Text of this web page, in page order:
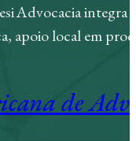
Advocacia
apoio local em
de